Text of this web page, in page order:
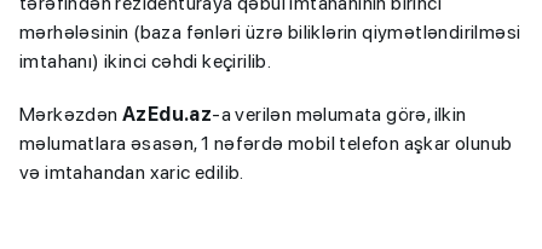
mərhələsinin (baza fənləri üzrə biliklərin qiymətləndirilməsi
imtahanı) ikinci cəhdi keçirilib.
Mərkəzdən AzEdu.az-a verilən məlumata görə, ilkin
məlumatlara əsasən, 1 nəfərdə mobil telefon aşkar olunub
və imtahandan xaric edilib.